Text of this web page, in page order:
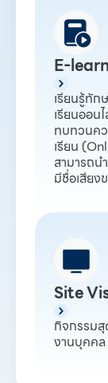
E-
เรียนรู้ทัก
เรียนออน
ทบทวนค
เรียน
สามารถน
มีชื่อเสียง
Site
กิจกรรม
งานบุคคล